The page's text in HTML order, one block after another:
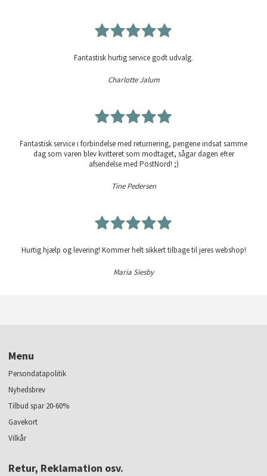
Fantastisk hurtig service godt udvalg.
Charlotte Jalum
Fantastisk service i forbindelse med returnering, pengene indsat samme
dag som varen blev kvitteret som modtaget, sågar dagen efter
afsendelse med PostNord! ;)
Tine Pedersen
Hurtig hjælp og levering! Kommer helt sikkert tilbage til jeres webshop!
Maria Siesby
Menu
Persondatapolitik
Nyhedsbrev
Tilbud spar 20-60%
Gavekort
Vilkår
Retur, Reklamation osv.